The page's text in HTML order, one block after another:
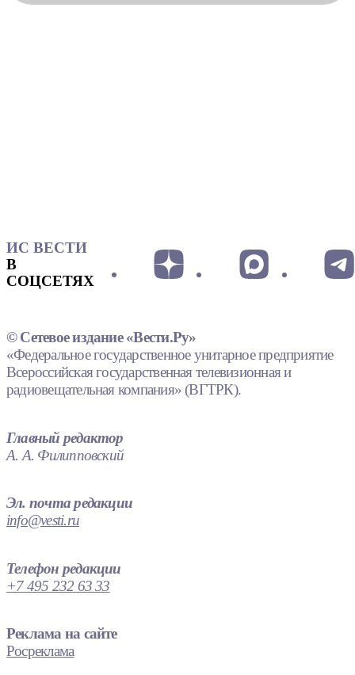
ИС ВЕСТИ
В
СОЦСЕТЯХ
© Сетевое издание «Вести.Ру»
«Федеральное государственное унитарное предприятие
Всероссийская государственная телевизионная и
радиовещательная компания» (ВГТРК).
Главный редактор
А. А. Филипповский
Эл. почта редакции
info@vesti.ru
Телефон редакции
+7 495 232 63 33
Реклама на сайте
Росреклама